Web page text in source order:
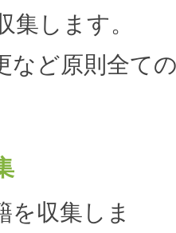
集します。
など原則全て
を収集しま